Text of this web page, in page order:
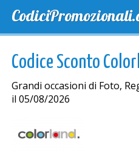
Codice Sconto
Grandi occasioni di Foto,
il 05/08/2026